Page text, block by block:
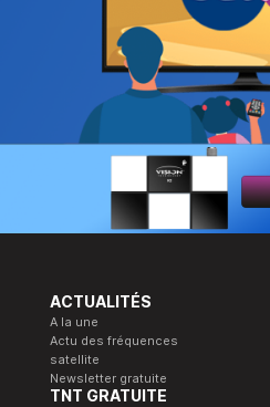
ACTUALITÉS
A la une
Actu des fréquences
satellite
Newsletter gratuite
TNT GRATUITE